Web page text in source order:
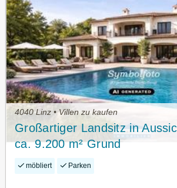
4040 Linz • Villen zu kaufen
Großartiger Landsitz in
ca. 9.200 m² Grund
möbliert Parken